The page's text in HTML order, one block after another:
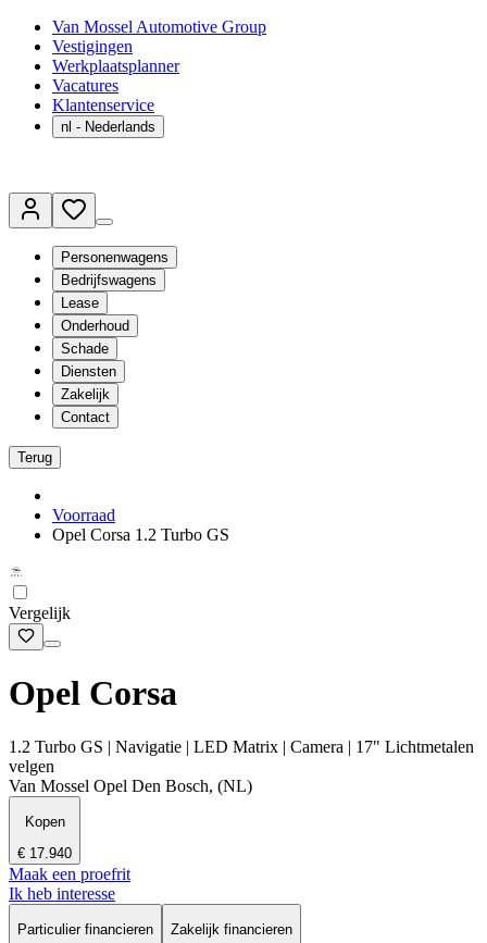
Van Mossel Automotive Group
Vestigingen
Werkplaatsplanner
Vacatures
Klantenservice
nl - Nederlands
Personenwagens
Bedrijfswagens
Lease
Onderhoud
Schade
Diensten
Zakelijk
Contact
Terug
Voorraad
Opel Corsa 1.2 Turbo GS
Vergelijk
Opel Corsa
1.2 Turbo GS | Navigatie | LED Matrix | Camera | 17" Lichtmetalen
velgen
Van Mossel Opel Den Bosch, (NL)
Kopen
€ 17.940
Maak een proefrit
Ik heb interesse
Particulier financieren
Zakelijk financieren